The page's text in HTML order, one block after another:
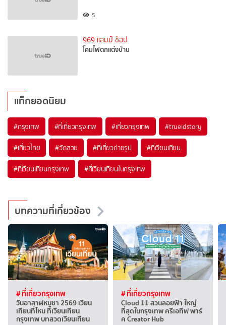
5
969 แลมป์ ช็อป
โคมไฟตกแต่งบ้าน
แท็กยอดนิยม
#กรุงเทพ #ที่เที่ยวกรุงเทพ #เที่ยวกรุงเทพ #trueidstory
#เที่ยวไทย #วัดสวย #ที่เที่ยวถ่ายรูป #ที่เวียนเทียน
#ที่เวียนเทียนกรุงเทพ #ที่เวียนเทียนในกรุงเทพ
บทความที่เกี่ยวข้อง
# ที่เที่ยวกรุงเทพ
วันอาสาฬหบูชา 2569 เวียน
เทียนที่ไหน ที่เวียนเทียน
กรุงเทพ บทสวดเวียนเทียน
# ที่เที่ยวกรุงเทพ
Cloud 11 สวนลอยฟ้า ใหญ่
ที่สุดในกรุงเทพ ครีเอทีฟ พาร์
ค Creator Hub